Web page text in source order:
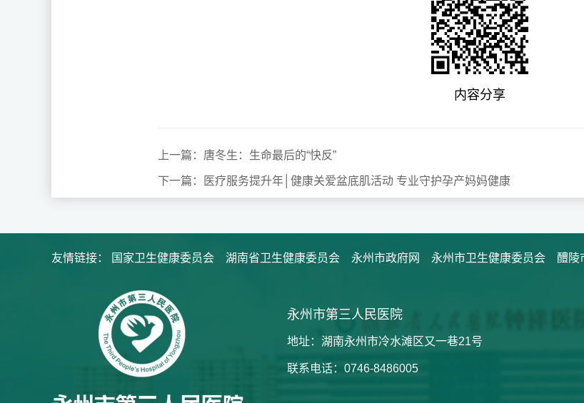
内容分享
上一篇：唐冬生：生命最后的“快反”
下一篇：医疗服务提升年│健康关爱盆底肌活动 专业守护孕产妈妈健康
友情链接： 国家卫生健康委员会 湖南省卫生健康委员会 永州市政府网 永州市卫生健康委员会 醴陵
永州市第三人民医院
地址：湖南永州市冷水滩区又一巷21号
联系电话：0746-8486005